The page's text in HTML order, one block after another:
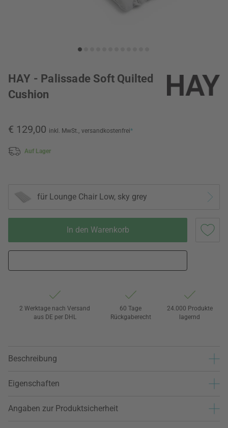
HAY - Palissade Soft Quilted
Cushion
€ 129,00 inkl. MwSt., versandkostenfrei*
Auf Lager
für Lounge Chair Low, sky grey
In den Warenkorb
2 Werktage nach Versand
aus DE per DHL
60 Tage
Rückgaberecht
24.000 Produkte
lagernd
Beschreibung
Eigenschaften
Angaben zur Produktsicherheit